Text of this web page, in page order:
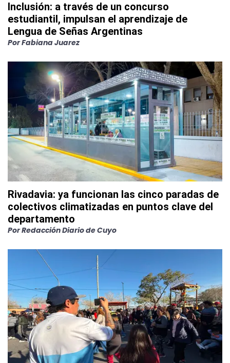
Inclusión: a través de un concurso
estudiantil, impulsan el aprendizaje de
Lengua de Señas Argentinas
PorFabiana Juarez
Rivadavia: ya funcionan las cinco paradas de
colectivos climatizadas en puntos clave del
departamento
PorRedacción Diario de Cuyo